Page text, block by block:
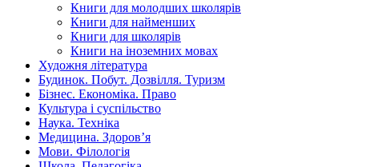
Книги для молодших школярів
Книги для найменших
Книги для школярів
Книги на іноземних мовах
Художня література
Будинок. Побут. Дозвілля. Туризм
Бізнес. Економіка. Право
Культура і суспільство
Наука. Техніка
Медицина. Здоров’я
Мови. Філологія